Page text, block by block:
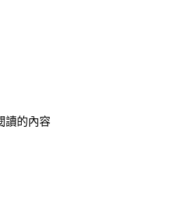
讀的內容